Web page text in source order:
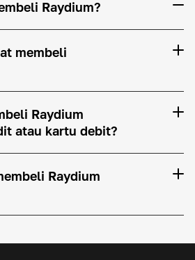
Raydium?
membeli
Raydium
atau kartu debit?
Raydium